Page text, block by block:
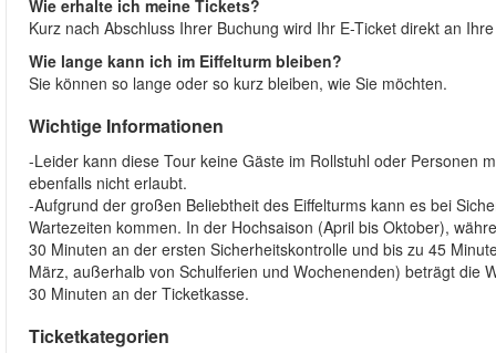
Wie erhalte ich meine Tickets?
Kurz nach Abschluss Ihrer Buchung wird Ihr E-Ticket direkt an
Wie lange kann ich im Eiffelturm bleiben?
Sie können so lange oder so kurz bleiben, wie Sie möchten.
Wichtige Informationen
-Leider kann diese Tour keine Gäste im Rollstuhl oder Personen
ebenfalls nicht erlaubt.
-Aufgrund der großen Beliebtheit des Eiffelturms kann es bei
Wartezeiten kommen. In der Hochsaison (April bis Oktober),
30 Minuten an der ersten Sicherheitskontrolle und bis zu 45
März, außerhalb von Schulferien und Wochenenden) beträgt die
30 Minuten an der Ticketkasse.
Ticketkategorien